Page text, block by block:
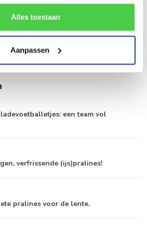
je bepaalde cookies blokkeert, het
van de website kan verstoren.
Alles toestaan
Aanpassen
en heerlijke ervaring.
een team vol
verfrissende (ijs)pralines!
pralines voor de lente.